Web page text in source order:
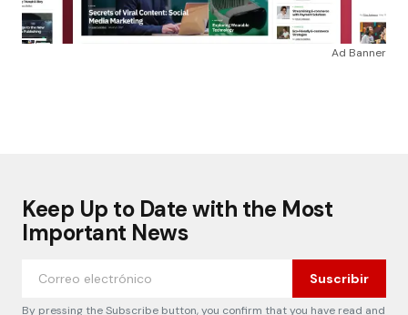
Ad Banner
Keep Up to Date with the Most
Important News
Suscribir
By pressing the Subscribe button, you confirm that you have read and